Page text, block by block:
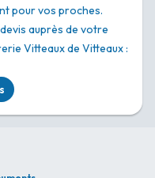
pour vos proches.
auprès de votre
Vitteaux de Vitteaux :